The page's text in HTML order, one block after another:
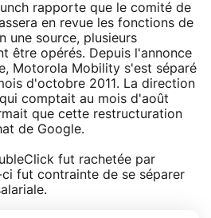
rapporte que le comité de
en revue les fonctions de
une source, plusieurs
être opérés. Depuis l'annonce
Motorola Mobility s'est séparé
d'octobre 2011. La direction
comptait au mois d'août
que cette restructuration
de Google.
fut rachetée par
fut contrainte de se séparer